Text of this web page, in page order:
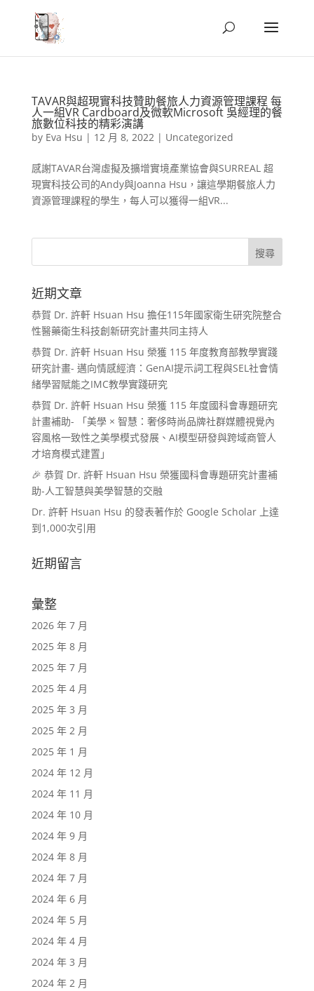
TAVAR與超現實科技贊助餐旅人力資源管理課程 每
人一組VR Cardboard及微軟Microsoft 吳經理的餐
旅數位科技的精彩演講
by Eva Hsu | 12 月 8, 2022| Uncategorized
感謝TAVAR台灣虛擬及擴增實境產業協會與SURREAL 超
現實科技公司的Andy與Joanna Hsu，讓這學期餐旅人力
資源管理課程的學生，每人可以獲得一組VR...
近期文章
恭賀 Dr. 許軒 Hsuan Hsu 擔任115年國家衛生研究院整合
性醫藥衛生科技創新研究計畫共同主持人
恭賀 Dr. 許軒 Hsuan Hsu 榮獲 115 年度教育部教學實踐
研究計畫- 邁向情感經濟：GenAI提示詞工程與SEL社會情
緒學習賦能之IMC教學實踐研究
恭賀 Dr. 許軒 Hsuan Hsu 榮獲 115 年度國科會專題研究
計畫補助- 「美學 × 智慧：奢侈時尚品牌社群媒體視覺內
容風格一致性之美學模式發展、AI模型研發與跨域商管人
才培育模式建置」
🎉 恭賀 Dr. 許軒 Hsuan Hsu 榮獲國科會專題研究計畫補
助-人工智慧與美學智慧的交融
Dr. 許軒 Hsuan Hsu 的發表著作於 Google Scholar 上達
到1,000次引用
近期留言
彙整
2026 年 7 月
2025 年 8 月
2025 年 7 月
2025 年 4 月
2025 年 3 月
2025 年 2 月
2025 年 1 月
2024 年 12 月
2024 年 11 月
2024 年 10 月
2024 年 9 月
2024 年 8 月
2024 年 7 月
2024 年 6 月
2024 年 5 月
2024 年 4 月
2024 年 3 月
2024 年 2 月